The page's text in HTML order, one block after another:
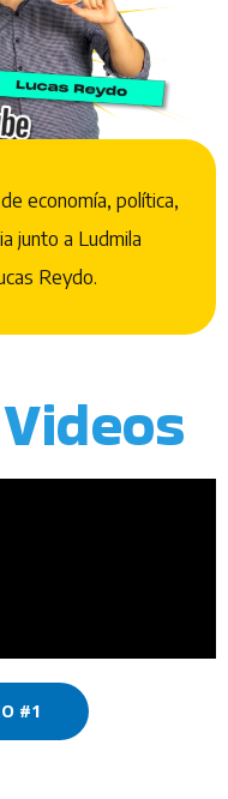
economía, política,
junto a Ludmila
Reydo.
#1